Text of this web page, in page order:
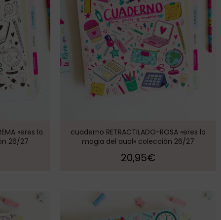
«eres la
26/27
cuaderno RETRACTILADO-ROSA «eres la
magia del aual» colección 26/27
20,95€